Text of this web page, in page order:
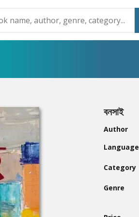
Humayun Ahmed
Mouri Morium
বনসাই
Author
Language
Category
Genre